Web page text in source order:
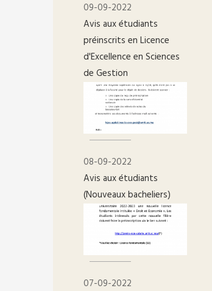
09-09-2022
Avis aux étudiants
préinscrits en Licence
d'Excellence en Sciences
de Gestion
08-09-2022
Avis aux étudiants
(Nouveaux bacheliers)
07-09-2022